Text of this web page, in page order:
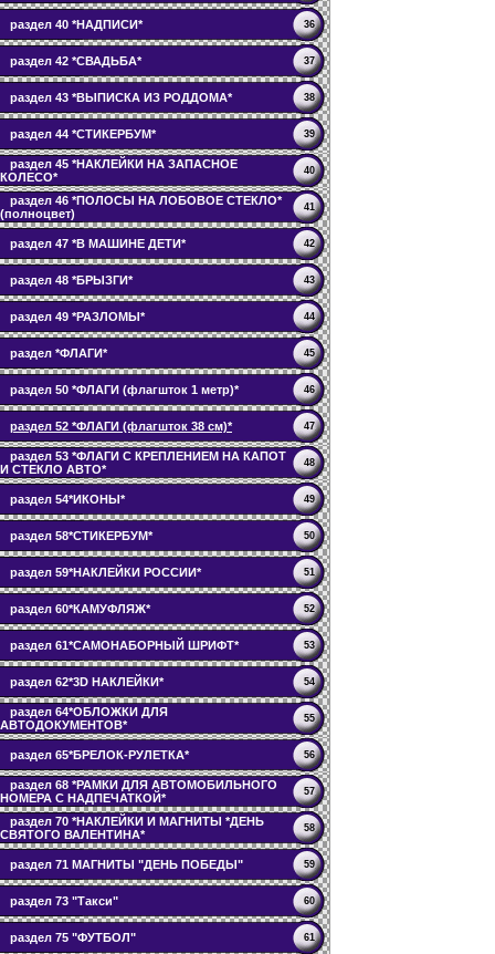
раздел 40 *НАДПИСИ* 36
раздел 42 *СВАДЬБА* 37
раздел 43 *ВЫПИСКА ИЗ РОДДОМА* 38
раздел 44 *СТИКЕРБУМ* 39
раздел 45 *НАКЛЕЙКИ НА ЗАПАСНОЕ
КОЛЕСО*
40
раздел 46 *ПОЛОСЫ НА ЛОБОВОЕ СТЕКЛО*
(полноцвет)
41
раздел 47 *В МАШИНЕ ДЕТИ* 42
раздел 48 *БРЫЗГИ* 43
раздел 49 *РАЗЛОМЫ* 44
раздел *ФЛАГИ* 45
раздел 50 *ФЛАГИ (флагшток 1 метр)* 46
раздел 52 *ФЛАГИ (флагшток 38 см)* 47
раздел 53 *ФЛАГИ С КРЕПЛЕНИЕМ НА КАПОТ
И СТЕКЛО АВТО*
48
раздел 54*ИКОНЫ* 49
раздел 58*СТИКЕРБУМ* 50
раздел 59*НАКЛЕЙКИ РОССИИ* 51
раздел 60*КАМУФЛЯЖ* 52
раздел 61*САМОНАБОРНЫЙ ШРИФТ* 53
раздел 62*3D НАКЛЕЙКИ* 54
раздел 64*ОБЛОЖКИ ДЛЯ
АВТОДОКУМЕНТОВ*
55
раздел 65*БРЕЛОК-РУЛЕТКА* 56
раздел 68 *РАМКИ ДЛЯ АВТОМОБИЛЬНОГО
НОМЕРА С НАДПЕЧАТКОЙ*
57
раздел 70 *НАКЛЕЙКИ И МАГНИТЫ *ДЕНЬ
СВЯТОГО ВАЛЕНТИНА*
58
раздел 71 МАГНИТЫ "ДЕНЬ ПОБЕДЫ" 59
раздел 73 "Такси" 60
раздел 75 "ФУТБОЛ" 61